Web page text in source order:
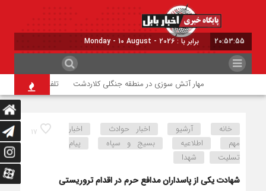
20:53:55 برابر با : Monday - 10 August - 2026
مهار آتش سوزی در منطقه جنگلی کلاردشت تلفات فوک خزری
۱۷ خانه آرشیو اخبار حوادث
اخبار
مهم
اطلاعیه بسیج و سپاه
پیام
تسلیت
شهدا
شهادت یکی از پاسداران مدافع حرم در اقدام تروریستی